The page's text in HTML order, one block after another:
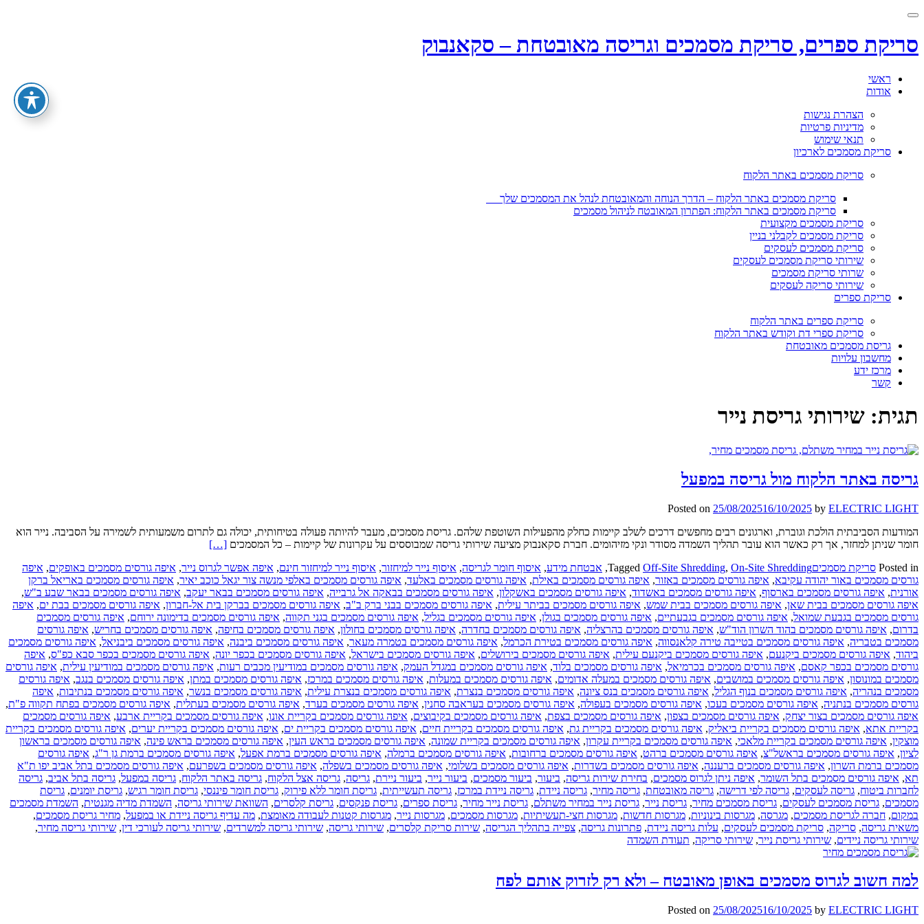
Toggle
סריקת ספרים, סריקת מסמכים וגריסה מאובטחת – סקאנבוק
Skip
ראשי
אודות
הצהרת נגישות
מדיניות פרטיות
תנאי שימוש
סריקת מסמכים לארכיון
סריקת מסמכים באתר הלקוח
סריקת מסמכים באתר הלקוח – הדרך הנוחה והמאובטחת לנהל את המסמכים שלך
סריקת מסמכים באתר הלקוח: הפתרון המאובטח לניהול מסמכים
סריקת מסמכים מקצועית
סריקת מסמכים לקבלני בניין
סריקת מסמכים לעסקים
שירותי סריקת מסמכים לעסקים
שרותי סריקת מסמכים
שירותי סריקה לעסקים
סריקת ספרים
סריקת ספרים באתר הלקוח
סריקת ספרי דת וקודש באתר הלקוח
גריסת מסמכים מאובטחת
מחשבון עלויות
מרכז ידע
קשר
תגית: שירותי גריסת נייר
גריסה באתר הלקוח מול גריסה במפעל
Posted on 25/08/202516/10/2025 by ELECTRIC LIGHT
המודעות הסביבתית הולכת וגוברת, וארגונים רבים מחפשים דרכים לשלב קיימות כחלק מהפעילות השוטפת שלהם. גריסת מסמכים, מעבר להיותה פעולה בטיחותית, יכולה גם לתרום משמעותית לשמירה על הסביבה. נייר הוא
חומר שניתן למחזר, אך רק כאשר הוא עובר תהליך השמדה מסודר ונקי מזיהומים. חברת סקאנבוק מציעה שירותי גריסה שמבוססים על עקרונות של קיימות – כל המסמכים Read
about
גריסה
באתר
הלקוח
מול
גריסה
במפעל
[…]
Posted in סריקת מסמכים Tagged Off-Site Shredding, On-Site Shredding
, אבטחת מידע, איסוף חומר לגריסה, איסוף נייר למיחזור, איסוף נייר למיחזור חינם, איפה אפשר לגרוס נייר, איפה גורסים מסמכים באופקים, איפה
גורסים מסמכים באור יהודה עקיבא, איפה גורסים מסמכים באזור, איפה גורסים מסמכים באילת, איפה גורסים מסמכים באלעד, איפה גורסים מסמכים באלפי מנשה צור יגאל כוכב יאיר, איפה גורסים מסמכים באריאל ברקן
אורנית, איפה גורסים מסמכים בארסוף, איפה גורסים מסמכים באשדוד, איפה גורסים מסמכים באשקלון, איפה גורסים מסמכים בבאקה אל גרבייה, איפה גורסים מסמכים בבאר יעקב, איפה גורסים מסמכים בבאר שבע ב"ש,
איפה גורסים מסמכים בבית שאן, איפה גורסים מסמכים בבית שמש, איפה גורסים מסמכים בביתר עילית, איפה גורסים מסמכים בבני ברק ב"ב, איפה גורסים מסמכים בברקן בית אל-חברון, איפה גורסים מסמכים בבת ים, איפה
גורסים מסמכים בגבעת שמואל, איפה גורסים מסמכים בגבעתיים, איפה גורסים מסמכים בגולן, איפה גורסים מסמכים בגליל, איפה גורסים מסמכים בגני תקווה, איפה גורסים מסמכים בדימונה ירוחם, איפה גורסים מסמכים
בדרום, איפה גורסים מסמכים בהוד השרון הוד"ש, איפה גורסים מסמכים בהרצליה, איפה גורסים מסמכים בחדרה, איפה גורסים מסמכים בחולון, איפה גורסים מסמכים בחיפה, איפה גורסים מסמכים בחריש, איפה גורסים
מסמכים בטבריה, איפה גורסים מסמכים בטייבה טירה קלאנסווה, איפה גורסים מסמכים בטירת הכרמל, איפה גורסים מסמכים בטמרה מעאר, איפה גורסים מסמכים ביבנה, איפה גורסים מסמכים ביבניאל, איפה גורסים מסמכים
ביהוד, איפה גורסים מסמכים ביקנעם, איפה גורסים מסמכים ביקנעם עילית, איפה גורסים מסמכים בירושלים, איפה גורסים מסמכים בישראל, איפה גורסים מסמכים בכפר יונה, איפה גורסים מסמכים בכפר סבא כפ"ס, איפה
גורסים מסמכים בכפר קאסם, איפה גורסים מסמכים בכרמיאל, איפה גורסים מסמכים בלוד, איפה גורסים מסמכים במגדל העמק, איפה גורסים מסמכים במודיעין מכבים רעות, איפה גורסים מסמכים במודיעין עילית, איפה גורסים
מסמכים במונוסון, איפה גורסים מסמכים במושבים, איפה גורסים מסמכים במעלה אדומים, איפה גורסים מסמכים במעלות, איפה גורסים מסמכים במרכז, איפה גורסים מסמכים במתן, איפה גורסים מסמכים בנגב, איפה גורסים
מסמכים בנהריה, איפה גורסים מסמכים בנוף הגליל, איפה גורסים מסמכים בנס ציונה, איפה גורסים מסמכים בנצרת, איפה גורסים מסמכים בנצרת עילית, איפה גורסים מסמכים בנשר, איפה גורסים מסמכים בנתיבות, איפה
גורסים מסמכים בנתניה, איפה גורסים מסמכים בעכו, איפה גורסים מסמכים בעפולה, איפה גורסים מסמכים בעראבה סחנין, איפה גורסים מסמכים בערד, איפה גורסים מסמכים בעתלית, איפה גורסים מסמכים בפתח תקווה פ"ת,
איפה גורסים מסמכים בצור יצחק, איפה גורסים מסמכים בצפון, איפה גורסים מסמכים בצפת, איפה גורסים מסמכים בקיבוצים, איפה גורסים מסמכים בקריית אונו, איפה גורסים מסמכים בקריית ארבע, איפה גורסים מסמכים
בקריית אתא, איפה גורסים מסמכים בקריית ביאליק, איפה גורסים מסמכים בקריית גת, איפה גורסים מסמכים בקריית חיים, איפה גורסים מסמכים בקריית ים, איפה גורסים מסמכים בקריית יערים, איפה גורסים מסמכים בקריית
מוצקין, איפה גורסים מסמכים בקריית מלאכי, איפה גורסים מסמכים בקריית עקרון, איפה גורסים מסמכים בקריית שמונה, איפה גורסים מסמכים בראש העין, איפה גורסים מסמכים בראש פינה, איפה גורסים מסמכים בראשון
לציון, איפה גורסים מסמכים בראשל"צ, איפה גורסים מסמכים ברהט, איפה גורסים מסמכים ברחובות, איפה גורסים מסמכים ברמלה, איפה גורסים מסמכים ברמת אפעל, איפה גורסים מסמכים ברמת גן ר"ג, איפה גורסים
מסמכים ברמת השרון, איפה גורסים מסמכים ברעננה, איפה גורסים מסמכים בשדרות, איפה גורסים מסמכים בשלומי, איפה גורסים מסמכים בשפלה, איפה גורסים מסמכים בשפרעם, איפה גורסים מסמכים בתל אביב יפו ת"א
תא, איפה גורסים מסמכים בתל השומר, איפה ניתן לגרוס מסמכים, בחירת שירות גריסה, ביעור, ביעור מסמכים, ביעור נייר, ביעור ניירת, גריסה, גריסה אצל הלקוח, גריסה באתר הלקוח, גריסה במפעל, גריסה בתל אביב, גריסה
לחברות ביטוח, גריסה לעסקים, גריסה לפי דרישה, גריסה מאובטחת, גריסה מחיר, גריסה ניידת, גריסה ניידת במרכז, גריסה תעשייתית, גריסת חומר ללא פירוק, גריסת חומר פיננסי, גריסת חומר רגיש, גריסת יומנים, גריסת
מסמכים, גריסת מסמכים לעסקים, גריסת מסמכים מחיר, גריסת נייר, גריסת נייר במחיר משתלם, גריסת נייר מחיר, גריסת ספרים, גריסת פנקסים, גריסת קלסרים, השוואת שירותי גריסה, השמדת מדיה מגנטית, השמדת מסמכים
במקום, חברה לגריסת מסמכים, מגרסה, מגרסות בינוניות, מגרסות חדשות, מגרסות חצי-תעשיתיות, מגרסות מסמכים, מגרסות נייר, מגרסות קטנות לעבודה מאומצת, מה עדיף גריסה ניידת או במפעל, מחיר גריסת מסמכים,
משאית גריסה, סריקה, סריקת מסמכים לעסקים, עלות גריסה ניידת, פתרונות גריסה, צפייה בתהליך הגריסה, שירות סריקת קלסרים, שירותי גריסה, שירותי גריסה למשרדים, שירותי גריסה לעורכי דין, שירותי גריסה מחיר,
שירותי גריסה ניידים, שירותי גריסת נייר, שירותי סריקה, תעודת השמדה
למה חשוב לגרוס מסמכים באופן מאובטח – ולא רק לזרוק אותם לפח
Posted on 25/08/202516/10/2025 by ELECTRIC LIGHT